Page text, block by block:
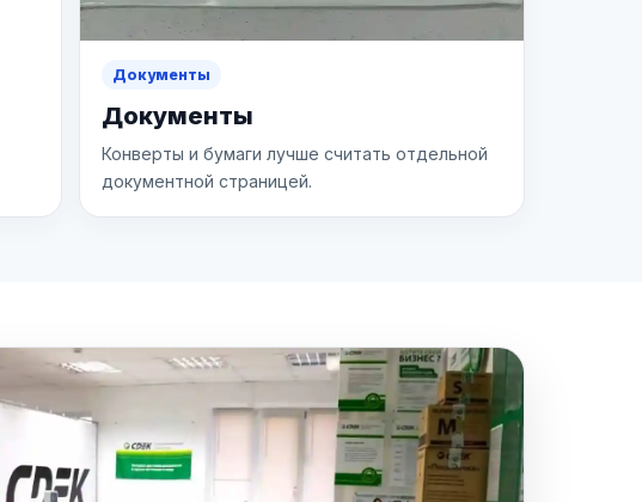
Документы
Документы
Конверты и бумаги лучше считать отдельной
документной страницей.